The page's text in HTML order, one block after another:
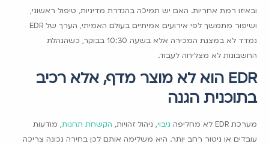
ובאיזו רמת אחריות. האם יש תמיכה בהגדרת מדיניות, טיפול ראשוני,
ושיפור מתמשך לפי אירועים אמיתיים. בעולם האמיתי, הערך של EDR
נמדד לא במצגת המכירה אלא בשעה 10:30 בבוקר, כשהנהלת
החשבונות לא מצליחה לעבוד.
EDR הוא לא מוצר מדף, אלא רכיב
בתוכנית הגנה
מערכת EDR לא מחליפה גיבוי , ניהול זהויות, הקשחת תחנות , מודעות
עובדים או ניטור רחב יותר. היא משלימה אותם. לכן בחירה נכונה צריכה